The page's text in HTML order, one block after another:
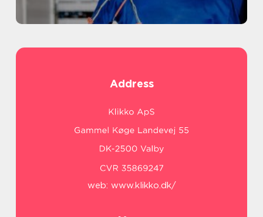
Address
web: www.klikko.dk/